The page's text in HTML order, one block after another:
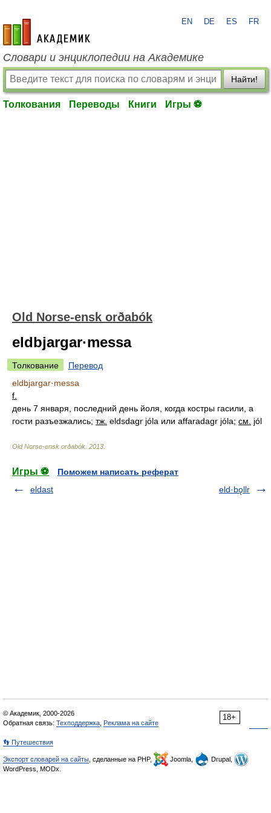
academic.ru
EN DE ES FR
Словари и энциклопедии на Академике
Найти!
Толкования Переводы Книги Игры ⚽
Old Norse-ensk orðabók
eldbjargar·messa
Толкование
Перевод
eldbjargar·messa
f.
день 7 января, последний день йоля, когда костры гасили, а
гости разъезжались; тж. eldsdagr jóla или affaradagr jóla; см. jól
Old Norse-ensk orðabók 2013
Игры ⚽
Поможем написать реферат
eldast
eld·bǫllr
18+
© Академик, 2000-2026
Обратная связь: Техподдержка Реклама на сайте
👣 Путешествия
Экспорт словарей на сайты , сделанные на PHP, Joomla,
Drupal,
WordPress, MODx.